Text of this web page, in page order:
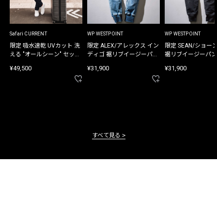
Safari CURRENT
限定 吸水速乾 UVカット 洗
える "オールシーン" セット
¥49,500
WP WESTPOINT
限定 ALEX/アレックス イン
ディゴ 裾リブイージーパン
¥31,900
WP WESTPOINT
限定 SEAN/ショー
裾リブイージーパ
¥31,900
すべて見る